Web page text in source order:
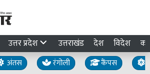
उत्तर प्रदेश उत्तराखंड देश विदेश
अंतस रंगोली कैंपस